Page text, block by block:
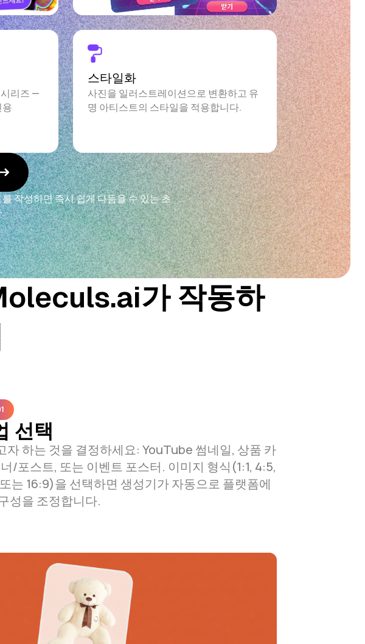
리즈 —
스타일화
사진을 일러스트레이션으로 변환하고 유
명 아티스트의 스타일을 적용합니다.
작성하면 즉시 쉽게 다듬을 수 있는 초
가 작동하
1
선택
자 하는 것을 결정하세요: YouTube 썸네일, 상품 카
/포스트, 또는 이벤트 포스터. 이미지 형식(1:1, 4:5,
는 16:9)을 선택하면 생성기가 자동으로 플랫폼에
성을 조정합니다.